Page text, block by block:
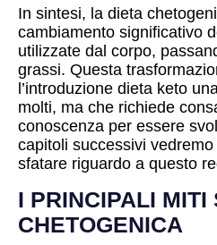
In sintesi, la dieta
cambiamento significativo
utilizzate dal corpo,
grassi. Questa
l’introduzione dieta keto
molti, ma che richiede
conoscenza per essere
capitoli successivi
sfatare riguardo a questo
I PRINCIPALI MITI
CHETOGENICA